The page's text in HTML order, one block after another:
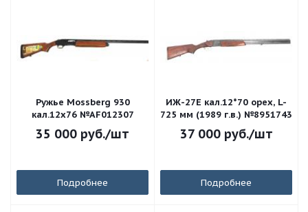
Ружье Mossberg 930
кал.12х76 №AF012307
35 000 руб./шт
Подробнее
ИЖ-27Е кал.12*70 орех, L-
725 мм (1989 г.в.) №8951743
37 000руб./шт
Подробнее